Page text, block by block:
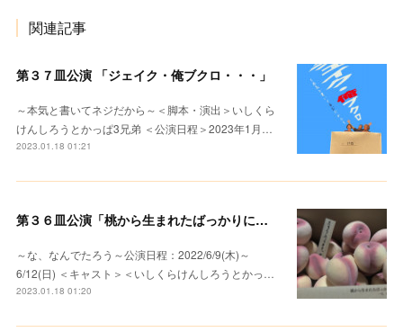
関連記事
第３７皿公演 「ジェイク・俺ブクロ・・・」
～本気と書いてネジだから～＜脚本・演出＞いしくら
けんしろうとかっぱ3兄弟 ＜公演日程＞2023年1月…
2023.01.18 01:21
第３６皿公演「桃から生まれたばっかりに・・・」
～な、なんでたろう～公演日程：2022/6/9(木)～
6/12(日) ＜キャスト＞＜いしくらけんしろうとかっ…
2023.01.18 01:20